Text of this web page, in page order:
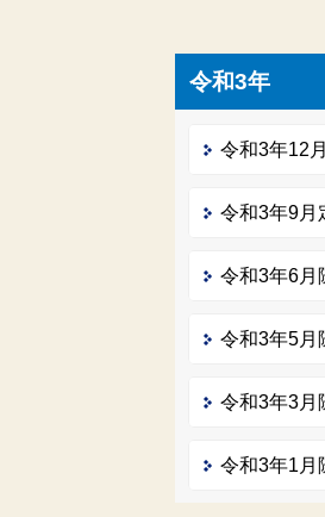
令和3年
令和3年12
令和3年9月
令和3年6月
令和3年5月
令和3年3月
令和3年1月